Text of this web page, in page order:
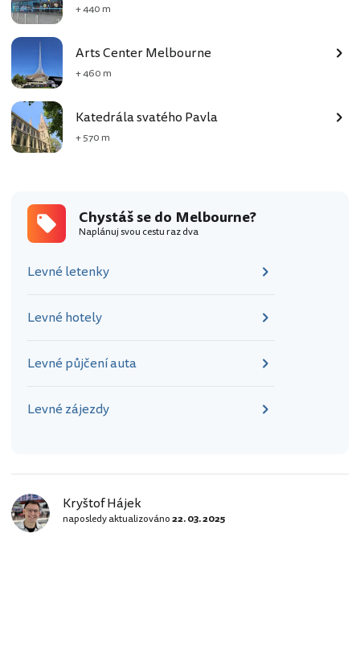
+ 440 m
Arts Center Melbourne
+ 460 m
Katedrála svatého Pavla
+ 570 m
Chystáš se do Melbourne?
Naplánuj svou cestu raz dva
Levné letenky
Levné hotely
Levné půjčení auta
Levné zájezdy
Kryštof Hájek
naposledy aktualizováno22. 03. 2025